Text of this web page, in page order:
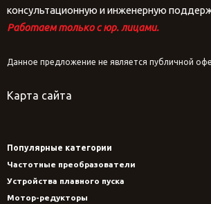
консультационную и инженерную
Работаем только с юр. лицами.
Данное предложение не является публичной
Карта сайта
Популярные категории
Частотные преобразователи
Устройства плавного пуска
Мотор-редукторы